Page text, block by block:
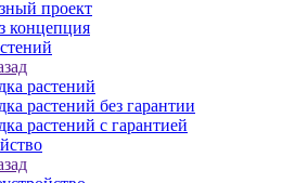
проект
концепция
растений
растений без гарантии
растений с гарантией